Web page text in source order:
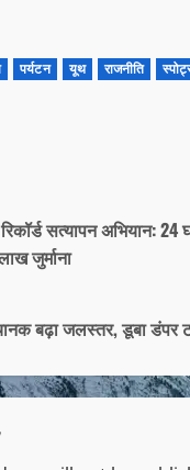
पर्यटन यूथ राजनीति
सत्यापन अभियान: 24
जुर्माना
बढ़ा जलस्तर, डूबा डंपर